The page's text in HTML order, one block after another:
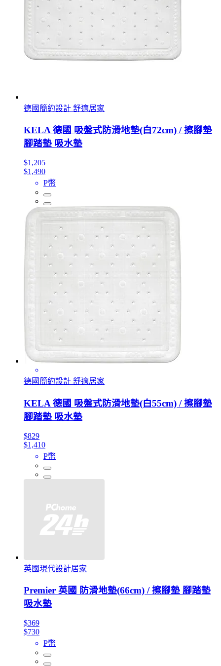
德國簡約設計 舒適居家
KELA 德國 吸盤式防滑地墊(白72cm) / 擦腳墊
腳踏墊 吸水墊
$1,205
$1,490
P幣
德國簡約設計 舒適居家
KELA 德國 吸盤式防滑地墊(白55cm) / 擦腳墊
腳踏墊 吸水墊
$829
$1,410
P幣
英國現代設計居家
Premier 英國 防滑地墊(66cm) / 擦腳墊 腳踏墊
吸水墊
$369
$730
P幣